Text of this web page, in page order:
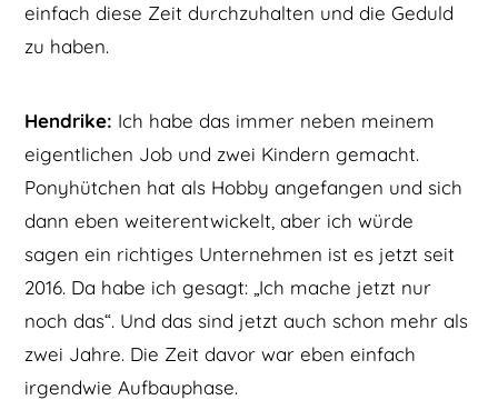
einfach diese Zeit durchzuhalten und die Geduld
zu haben.
Hendrike: Ich habe das immer neben meinem
eigentlichen Job und zwei Kindern gemacht.
Ponyhütchen hat als Hobby angefangen und sich
dann eben weiterentwickelt, aber ich würde
sagen ein richtiges Unternehmen ist es jetzt seit
2016. Da habe ich gesagt: „Ich mache jetzt nur
noch das“. Und das sind jetzt auch schon mehr als
zwei Jahre. Die Zeit davor war eben einfach
irgendwie Aufbauphase.